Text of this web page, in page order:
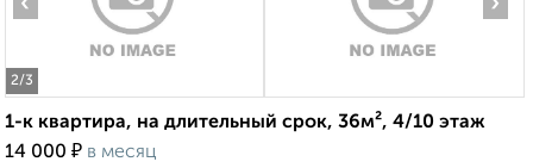
2/3
1-к квартира, на длительный срок, 36м², 4/10 этаж
14 000 ₽ в месяц